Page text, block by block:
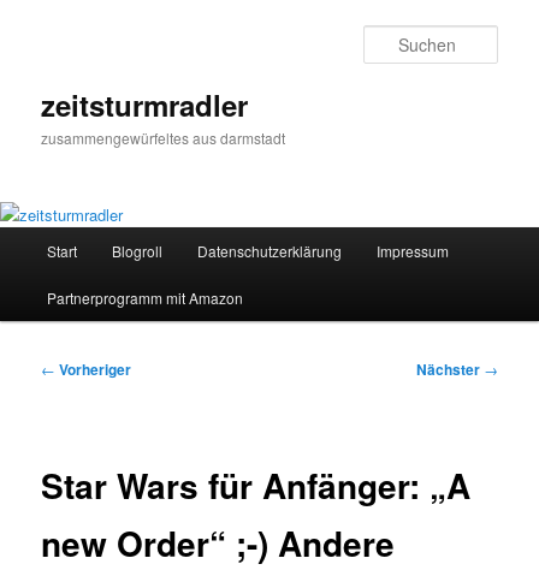
zeitsturmradler
zusammengewürfeltes aus darmstadt
Start Blogroll Datenschutzerklärung Impressum
Partnerprogramm mit Amazon
Beitragsnavigation
← Vorheriger Nächster →
Star Wars für Anfänger: „A
new Order“ ;-) Andere